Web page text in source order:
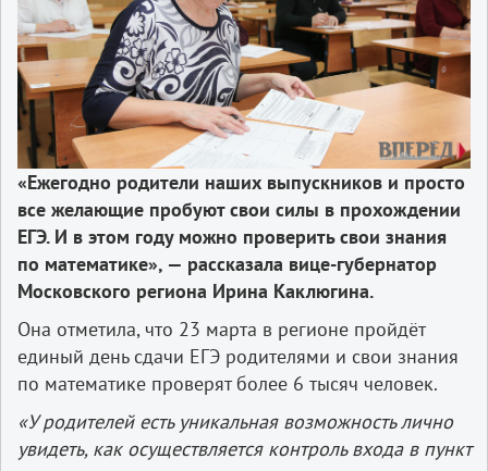
«Ежегодно родители наших выпускников и просто
все желающие пробуют свои силы в прохождении
ЕГЭ. И в этом году можно проверить свои знания
по математике», — рассказала вице-губернатор
Московского региона Ирина Каклюгина.
Она отметила, что 23 марта в регионе пройдёт
единый день сдачи ЕГЭ родителями и свои знания
по математике проверят более 6 тысяч человек.
«У родителей есть уникальная возможность лично
увидеть, как осуществляется контроль входа в пункт